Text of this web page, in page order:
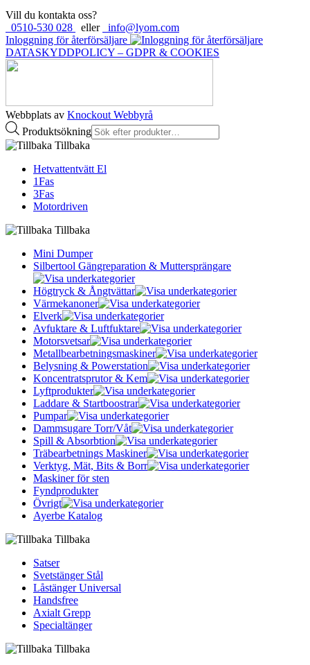
Vill du kontakta oss?
0510-530 028
eller
info@lyom.com
Inloggning för återförsäljare
DATASKYDDPOLICY – GDPR & COOKIES
Webbplats av Knockout Webbyrå
Produktsökning
Tillbaka
Hetvattentvätt El
1Fas
3Fas
Motordriven
Tillbaka
Mini Dumper
Silbertool Gängreparation & Muttersprängare
Högtryck & Ångtvättar
Värmekanoner
Elverk
Avfuktare & Luftfuktare
Motorsvetsar
Metallbearbetningsmaskiner
Belysning & Powerstation
Koncentratsprutor & Kem
Lyftprodukter
Laddare & Startboostrar
Pumpar
Dammsugare Torr/Våt
Spill & Absorbtion
Träbearbetnings Maskiner
Verktyg, Mät, Bits & Borr
Maskiner för sten
Fyndprodukter
Övrigt
Ayerbe Katalog
Tillbaka
Satser
Svetstänger Stål
Låstänger Universal
Handsfree
Axialt Grepp
Specialtänger
Tillbaka